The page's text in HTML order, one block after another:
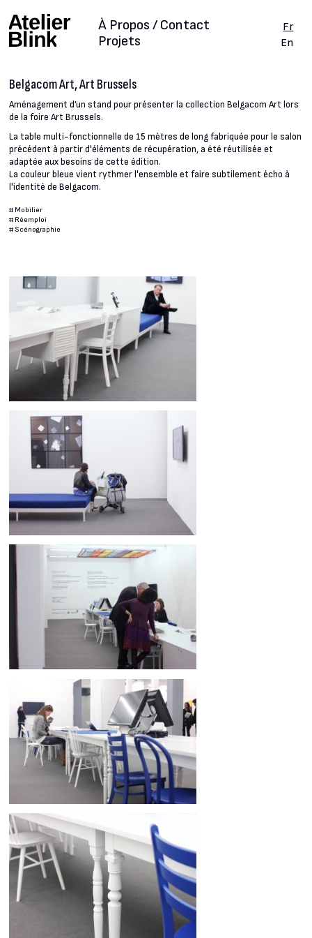
Projets
À Propos / Contact
Fr
En
Belgacom Art, Art Brussels
Aménagement d’un stand pour présenter la collection Belgacom Art lors
de la foire Art Brussels.
La table multi-fonctionnelle de 15 mètres de long fabriquée pour le salon
précédent à partir d'éléments de récupération, a été réutilisée et
adaptée aux besoins de cette édition.
La couleur bleue vient rythmer l'ensemble et faire subtilement écho à
l'identité de Belgacom.
# Mobilier
# Réemploi
# Scénographie